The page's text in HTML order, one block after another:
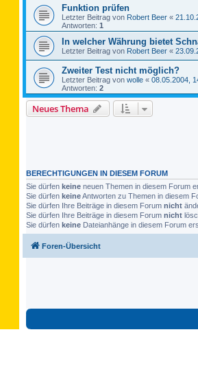
Funktion prüfen
Letzter Beitrag von Robert Beer «
Antworten: 1
In welcher Währung bietet
Letzter Beitrag von Robert Beer «
Zweiter Test nicht möglich?
Letzter Beitrag von wolle « 08.05.2004,
Antworten: 2
Neues Thema
BERECHTIGUNGEN IN DIESEM FORUM
Sie dürfen keine neuen Themen in diesem Forum
Sie dürfen keineAntworten zu Themen in diesem
Sie dürfen Ihre Beiträge in diesem Forum nicht
Sie dürfen Ihre Beiträge in diesem Forum nicht
Sie dürfen keine Dateianhänge in diesem Forum
Foren-Übersicht